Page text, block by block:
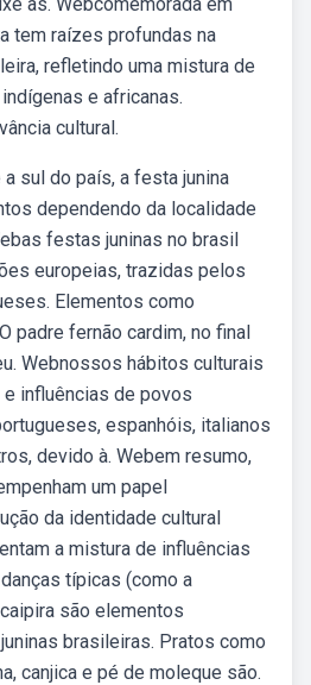
tem raízes profundas na
refletindo uma mistura de
e africanas.
cultural.
sul do país, a festa junina
dependendo da localidade
festas juninas no brasil
europeias, trazidas pelos
Elementos como
padre fernão cardim, no final
Webnossos hábitos culturais
influências de povos
espanhóis, italianos
devido à. Webem resumo,
um papel
da identidade cultural
a mistura de influências
típicas (como a
são elementos
brasileiras. Pratos como
canjica e pé de moleque são.